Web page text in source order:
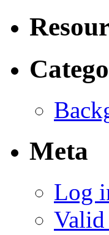
Meta
Log
Valid